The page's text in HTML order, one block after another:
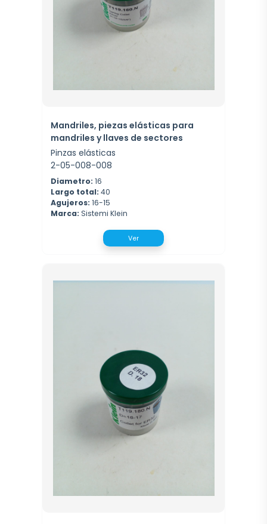
Mandriles, piezas elásticas para
mandriles y llaves de sectores
Pinzas elásticas
2-05-008-008
Diametro: 16
Largo total: 40
Agujeros: 16-15
Marca: Sistemi Klein
Ver